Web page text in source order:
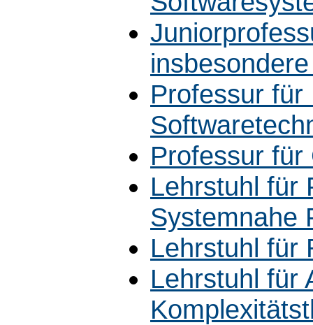
Professur für
Professur
Lehrstuhl für
Systemnahe
Lehrstuhl für
Lehrstuhl für